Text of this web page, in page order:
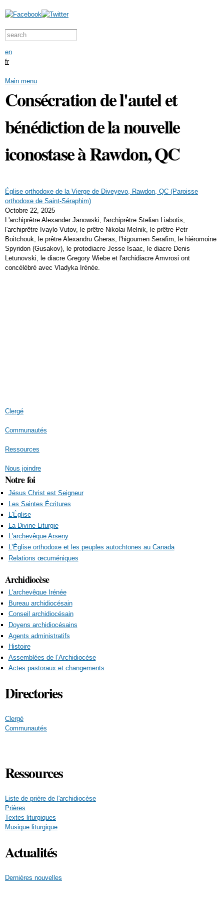
Formulaire de recherche
Search this site
en
fr
Main menu
Consécration de l'autel et
bénédiction de la nouvelle
iconostase à Rawdon, QC
Église orthodoxe de la Vierge de Diveyevo, Rawdon, QC (Paroisse
orthodoxe de Saint-Séraphim)
Octobre 22, 2025
L'archiprêtre Alexander Janowski, l'archiprêtre Stelian Liabotis,
l'archiprêtre Ivaylo Vutov, le prêtre Nikolai Melnik, le prêtre Petr
Boitchouk, le prêtre Alexandru Gheras, l'higoumen Serafim, le hiéromoine
Spyridon (Gusakov), le protodiacre Jesse Isaac, le diacre Denis
Letunovski, le diacre Gregory Wiebe et l'archidiacre Amvrosi ont
concélébré avec Vladyka Irénée.
Clergé
Communautés
Ressources
Nous joindre
Notre foi
Jésus Christ est Seigneur
Les Saintes Écritures
L'Église
La Divine Liturgie
L'archevêque Arseny
L’Église orthodoxe et les peuples autochtones au Canada
Relations œcuméniques
Archidiocèse
L'archevêque Irénée
Bureau archidiocésain
Conseil archidiocésain
Doyens archidiocésains
Agents administratifs
Histoire
Assemblées de l’Archidiocèse
Actes pastoraux et changements
Directories
Clergé
Communautés
Ressources
Liste de prière de l'archidiocèse
Prières
Textes liturgiques
Musique liturgique
Actualités
Dernières nouvelles